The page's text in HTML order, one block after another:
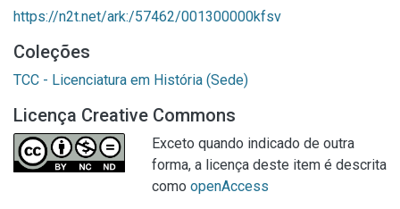
https://n2t.net/ark:/57462/001300000kfsv
Coleções
TCC - Licenciatura em História (Sede)
Licença Creative Commons
Exceto quando indicado de outra
forma, a licença deste item é descrita
como openAccess